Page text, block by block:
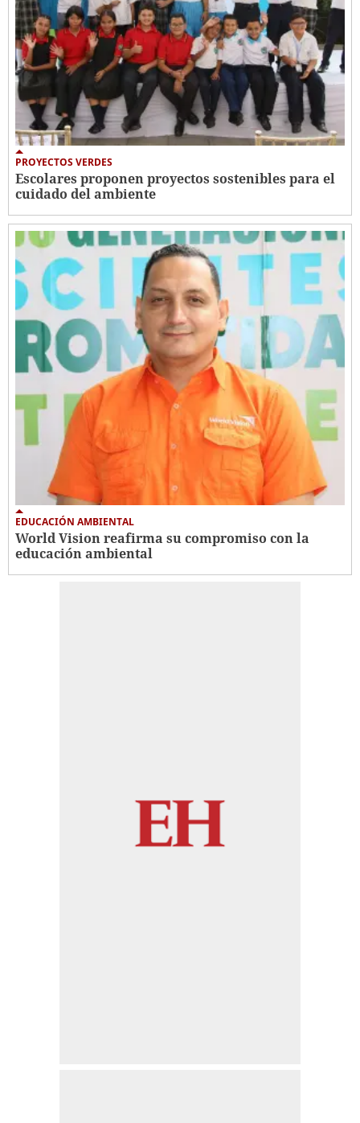
PROYECTOS VERDES
Escolares proponen proyectos sostenibles para el
cuidado del ambiente
EDUCACIÓN AMBIENTAL
World Vision reafirma su compromiso con la
educación ambiental